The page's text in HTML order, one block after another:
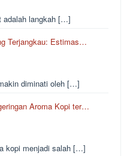
adalah langkah […]
Terjangkau: Estimas…
diminati oleh […]
Aroma Kopi ter…
kopi menjadi salah […]